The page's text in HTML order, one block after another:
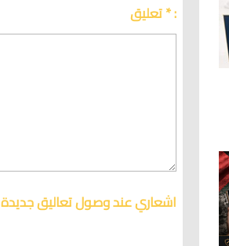
تعليق * :
اشعاري عند وصول تعاليق جديدة